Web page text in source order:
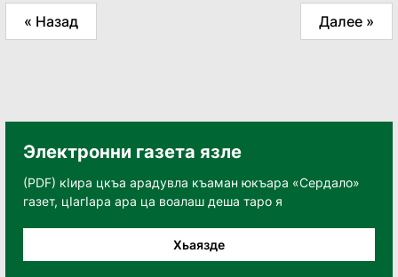
« Назад Далее »
Электронни газета язле
(PDF) кӀира цкъа арадувла къаман юкъара «Сердало»
газет, цӀагӀара ара ца воалаш деша таро я
Хьаязде